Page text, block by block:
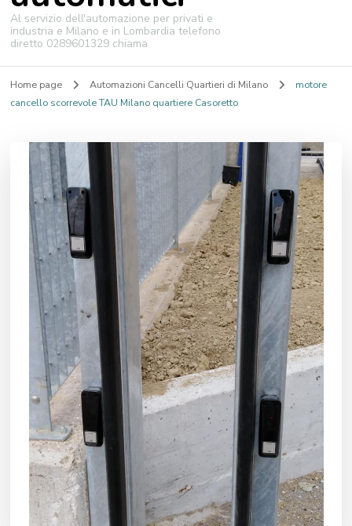
Al servizio dell'automazione per privati e
industria e Milano e in Lombardia telefono
diretto 0289601329 chiama
Home page Automazioni Cancelli Quartieri di Milano
motore
cancello scorrevole TAU Milano quartiere Casoretto